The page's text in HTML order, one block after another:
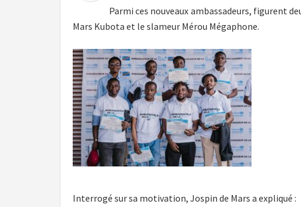
Parmi ces nouveaux ambassadeurs, figurent
Mars Kubota et le slameur Mérou Mégaphone.
Interrogé sur sa motivation, Jospin de Mars a expliqué :